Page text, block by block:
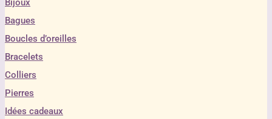
Bijoux
Bagues
Boucles d’oreilles
Bracelets
Colliers
Pierres
Idées cadeaux